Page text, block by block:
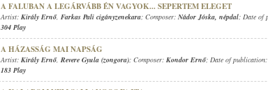
A FALUBAN A LEGÁRVÁBB ÉN VAGYOK... SEPERTEM ELEGET
Artist: Király Ernő, Farkas Pali cigányzenekara; Composer: Nádor Jóska, népdal; Date of
304 Play
A HÁZASSÁG MAI NAPSÁG
Artist: Király Ernő, Revere Gyula (zongora); Composer: Kondor Ernő; Date of publication:
183 Play